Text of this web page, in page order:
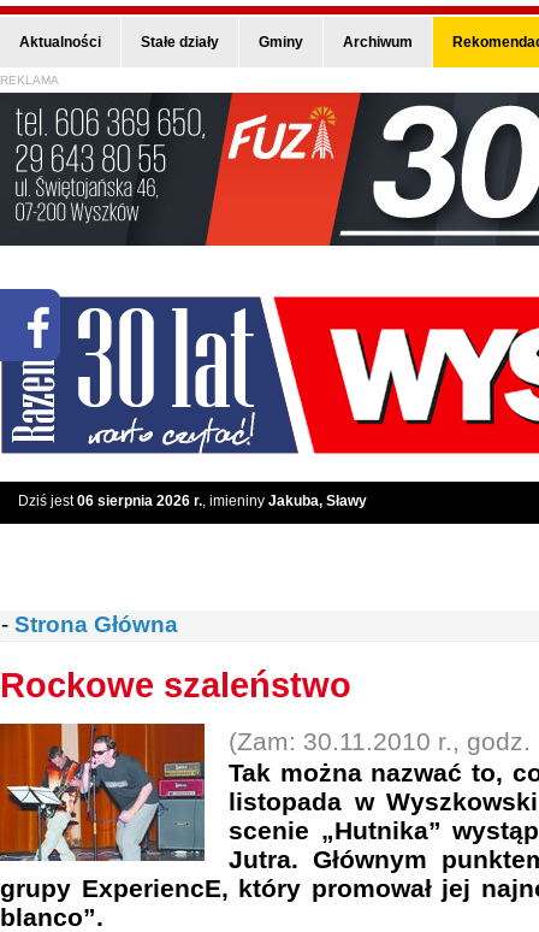
Aktualności Stałe działy Gminy Archiwum
REKLAMA
Dziś jest06 sierpnia 2026 r., imieniny Jakuba, Sławy
- Strona Główna
Rockowe szaleństwo
(Zam: 30.11.2010 r., godz.
Tak można nazwać to,
listopada w
scenie „Hutnika”
Jutra. Głównym
grupy ExperiencE, który promował jej
blanco”.